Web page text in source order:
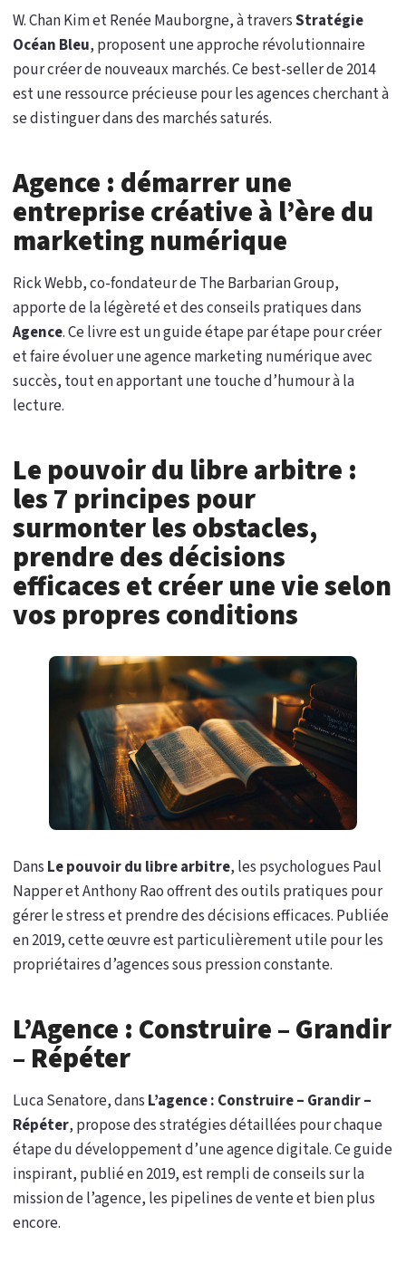
W. Chan Kim et Renée Mauborgne, à traversStratégie
Océan Bleu, proposent une approche révolutionnaire
pour créer de nouveaux marchés. Ce best-seller de 2014
est une ressource précieuse pour les agences cherchant à
se distinguer dans des marchés saturés.
Agence : démarrer une
entreprise créative à l’ère du
marketing numérique
Rick Webb, co-fondateur de The Barbarian Group,
apporte de la légèreté et des conseils pratiques dans
Agence. Ce livre est un guide étape par étape pour créer
et faire évoluer une agence marketing numérique avec
succès, tout en apportant une touche d’humour à la
lecture.
Le pouvoir du libre arbitre :
les 7 principes pour
surmonter les obstacles,
prendre des décisions
efficaces et créer une vie selon
vos propres conditions
Dans Le pouvoir du libre arbitre, les psychologues Paul
Napper et Anthony Rao offrent des outils pratiques pour
gérer le stress et prendre des décisions efficaces. Publiée
en 2019, cette œuvre est particulièrement utile pour les
propriétaires d’agences sous pression constante.
L’Agence : Construire – Grandir
– Répéter
Luca Senatore, dans L’agence : Construire – Grandir –
Répéter, propose des stratégies détaillées pour chaque
étape du développement d’une agence digitale. Ce guide
inspirant, publié en 2019, est rempli de conseils sur la
mission de l’agence, les pipelines de vente et bien plus
encore.